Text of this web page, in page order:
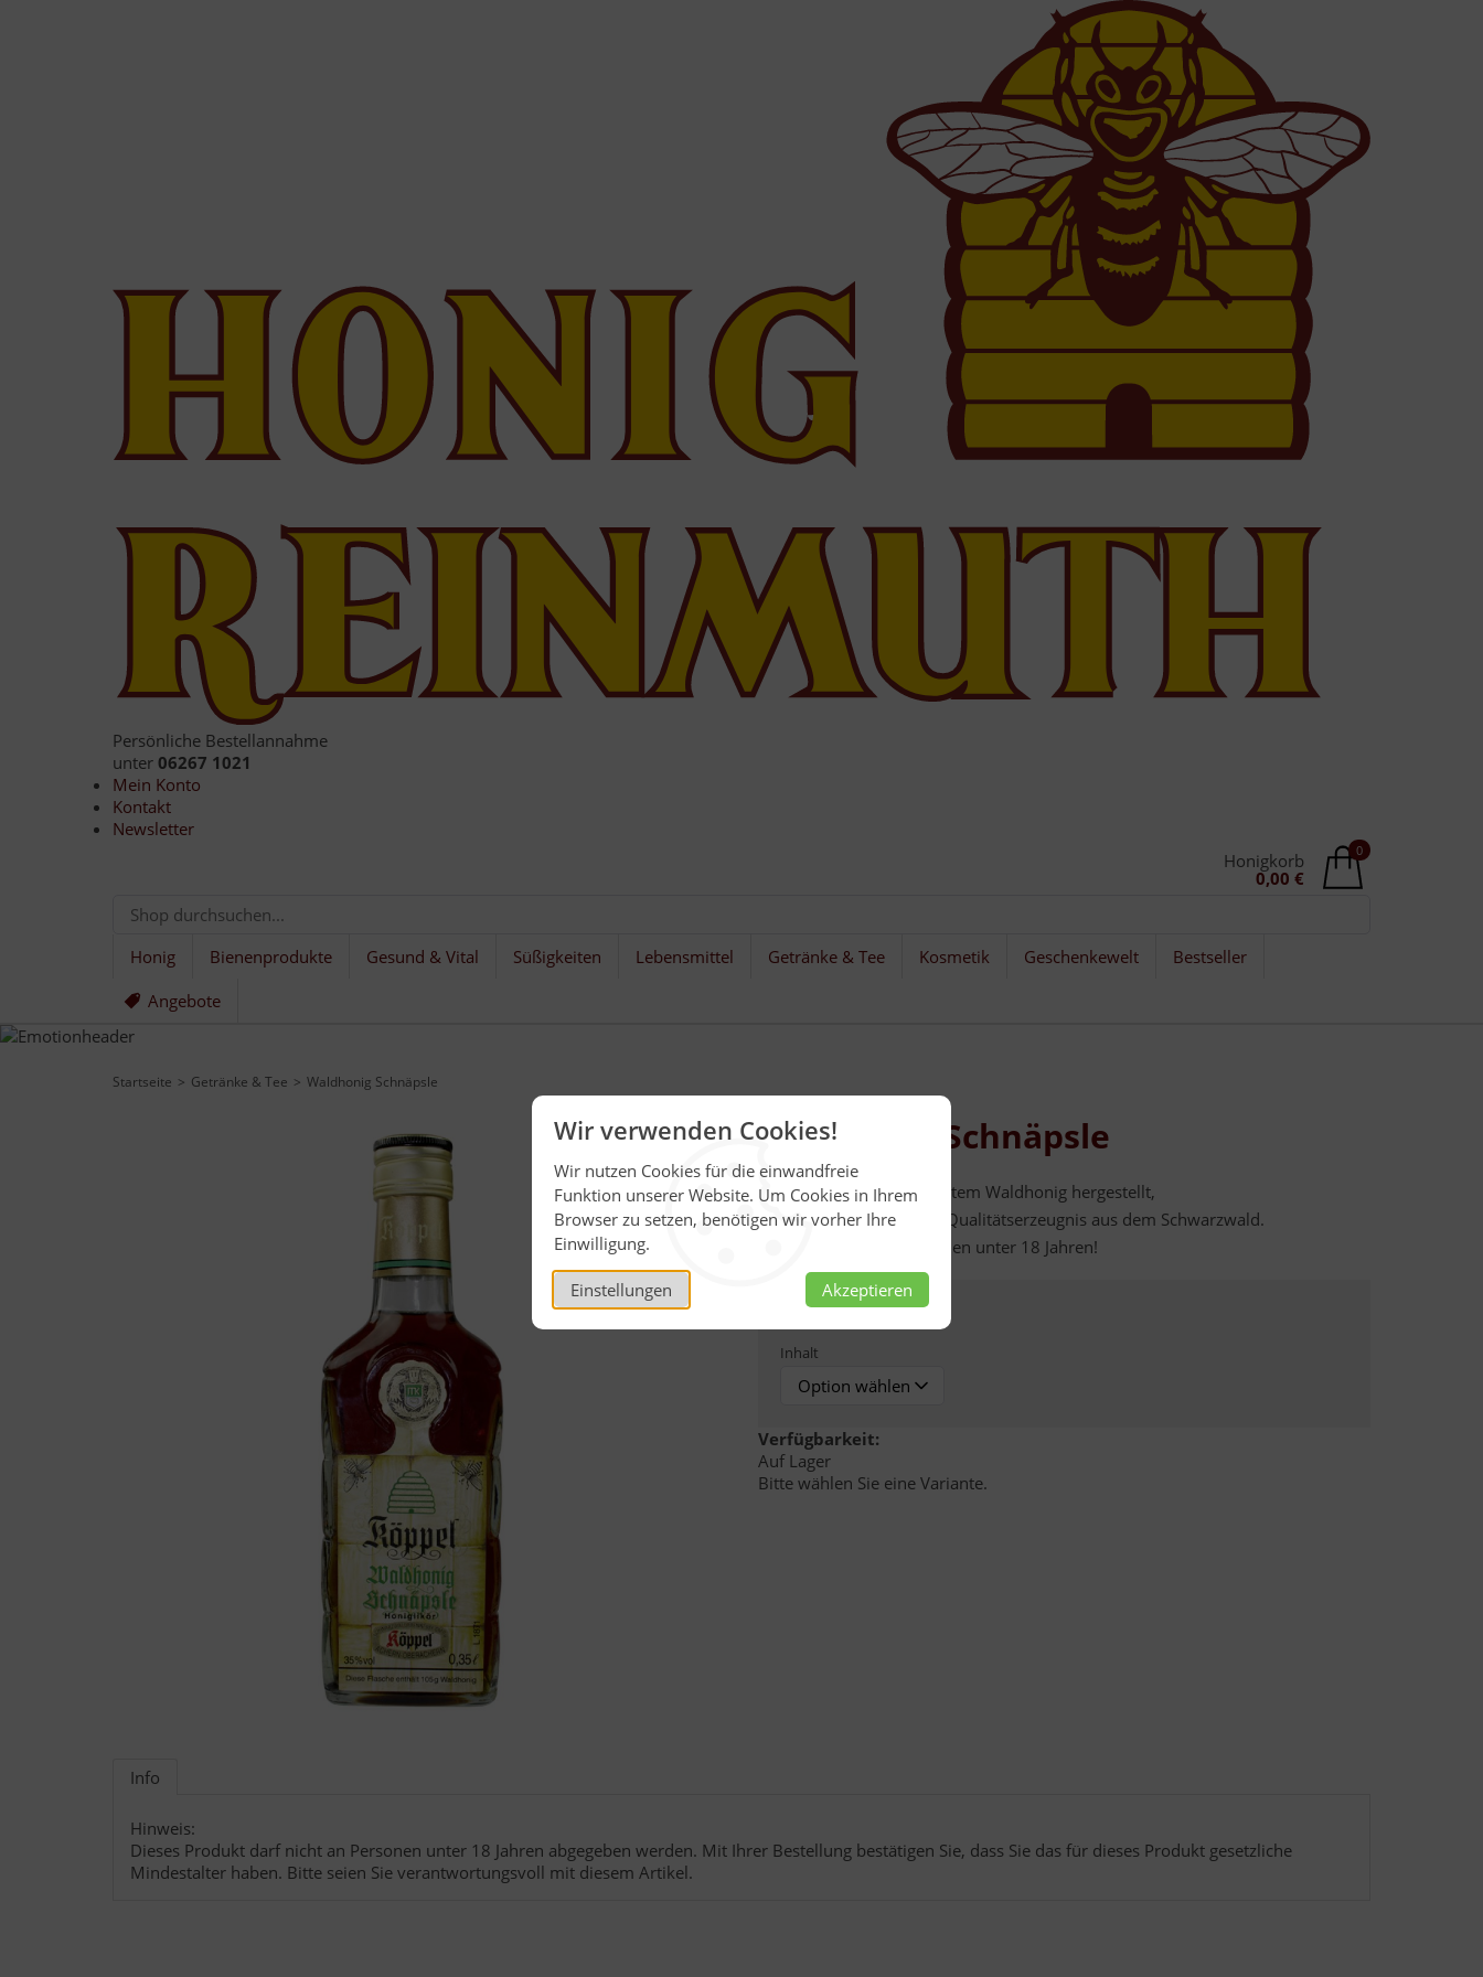
Wir verwenden Cookies!
Wir nutzen Cookies für die einwandfreie
Funktion unserer Website. Um Cookies in Ihrem
Browser zu setzen, benötigen wir vorher Ihre
Einwilligung.
Einstellungen Akzeptieren
Persönliche Bestellannahme
unter 06267 1021
Mein Konto
Kontakt
Newsletter
0
Honigkorb
0,00 €
Honig Bienenprodukte Gesund & Vital Süßigkeiten Lebensmittel Getränke & Tee Kosmetik Geschenkewelt
Bestseller
Angebote
Startseite Getränke & Tee Waldhonig Schnäpsle
Waldhonig Schnäpsle
Feiner Honiglikör aus echtem Waldhonig hergestellt,
35 % Vol., ein deutsches Qualitätserzeugnis aus dem Schwarzwald.
Lieferung nicht an Personen unter 18 Jahren!
Gebinde:
Inhalt
Verfügbarkeit:
Auf Lager
Bitte wählen Sie eine Variante.
Info
Hinweis:
Dieses Produkt darf nicht an Personen unter 18 Jahren abgegeben werden. Mit Ihrer Bestellung bestätigen Sie, dass Sie das für dieses Produkt gesetzliche
Mindestalter haben. Bitte seien Sie verantwortungsvoll mit diesem Artikel.